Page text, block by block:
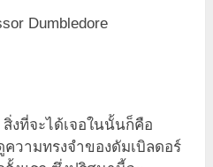
Dumbledore
งที่จะได้เจอในนั้นก็คือ
ความทรงจำของดัมเบิลดอร์